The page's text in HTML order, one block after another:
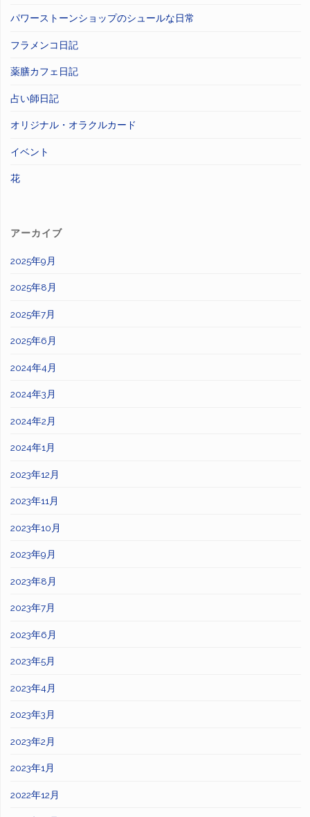
パワーストーンショップのシュールな日常
フラメンコ日記
薬膳カフェ日記
占い師日記
オリジナル・オラクルカード
イベント
花
アーカイブ
2025年9月
2025年8月
2025年7月
2025年6月
2024年4月
2024年3月
2024年2月
2024年1月
2023年12月
2023年11月
2023年10月
2023年9月
2023年8月
2023年7月
2023年6月
2023年5月
2023年4月
2023年3月
2023年2月
2023年1月
2022年12月